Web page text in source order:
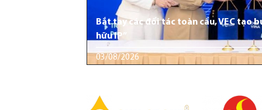
Bắt tay các đối tác toàn cầu, VEC tạo
hữu IP”
03/08/2026